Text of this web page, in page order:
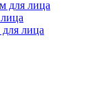
для лица
лица